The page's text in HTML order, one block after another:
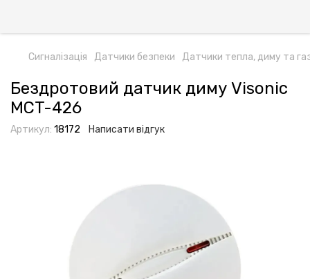
Сигналізація Датчики безпеки Датчики тепла, диму та
Бездротовий датчик диму Visonic
MCT-426
Артикул: 18172 Написати відгук